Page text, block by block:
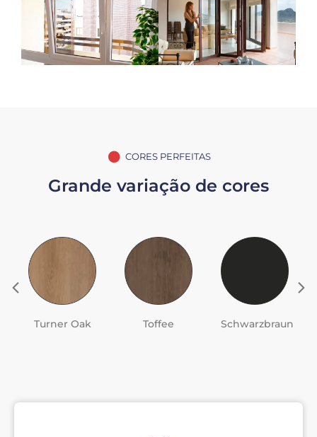
CORES PERFEITAS
Grande variação de cores
Turner Oak Toffee Schwarzbraun